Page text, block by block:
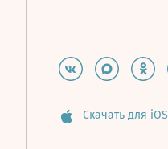
Скачать для iOS